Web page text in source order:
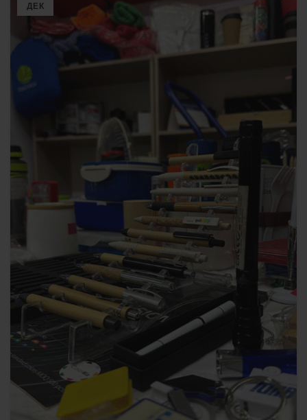
ДЕК